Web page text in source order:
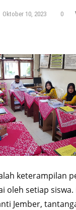
Oktober 10, 2023 0
keterampilan
oleh setiap
Jember,